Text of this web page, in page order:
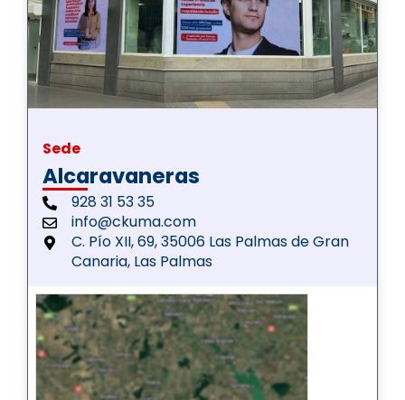
Sede
Alcaravaneras
928 31 53 35
info@ckuma.com
C. Pío XII, 69, 35006 Las Palmas de Gran
Canaria, Las Palmas